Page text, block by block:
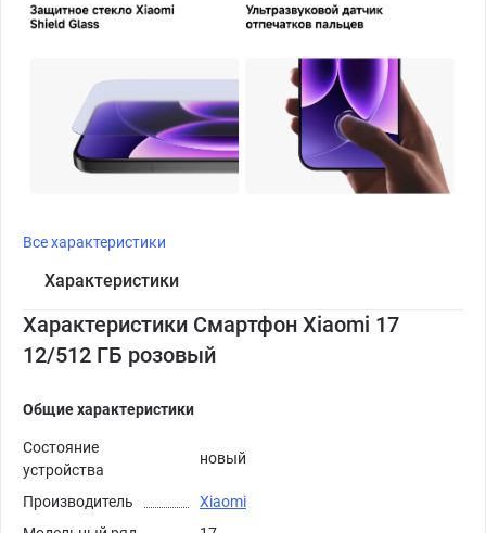
Все характеристики
Характеристики
Характеристики Смартфон Xiaomi 17
12/512 ГБ розовый
Общие характеристики
Состояние
устройства
новый
Производитель
Xiaomi